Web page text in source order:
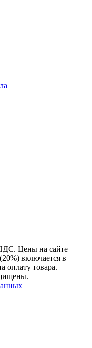
Цены на сайте
включается в
оплату товара.